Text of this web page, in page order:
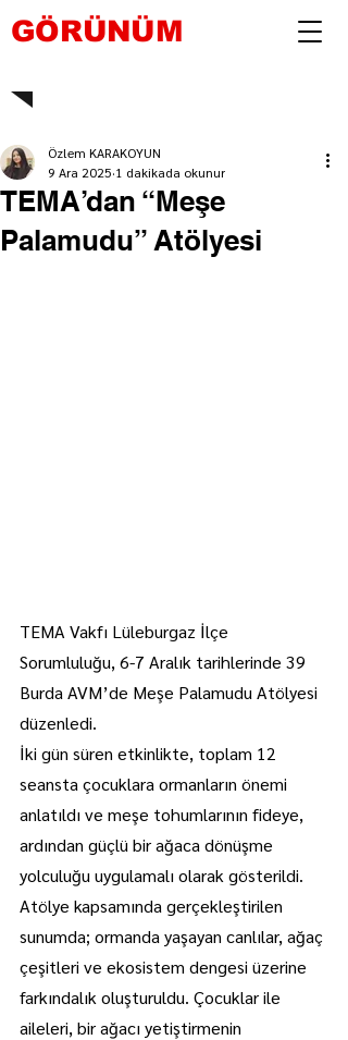
GÖRÜNÜM
TEMA’dan “Meşe
Palamudu” Atölyesi
Özlem KARAKOYUN
9 Ara 2025 1 dakikada okunur
TEMA Vakfı Lüleburgaz İlçe
Sorumluluğu, 6-7 Aralık tarihlerinde 39
Burda AVM’de Meşe Palamudu Atölyesi
düzenledi.
İki gün süren etkinlikte, toplam 12
seansta çocuklara ormanların önemi
anlatıldı ve meşe tohumlarının fideye,
ardından güçlü bir ağaca dönüşme
yolculuğu uygulamalı olarak gösterildi.
Atölye kapsamında gerçekleştirilen
sunumda; ormanda yaşayan canlılar, ağaç
çeşitleri ve ekosistem dengesi üzerine
farkındalık oluşturuldu. Çocuklar ile
aileleri, bir ağacı yetiştirmenin